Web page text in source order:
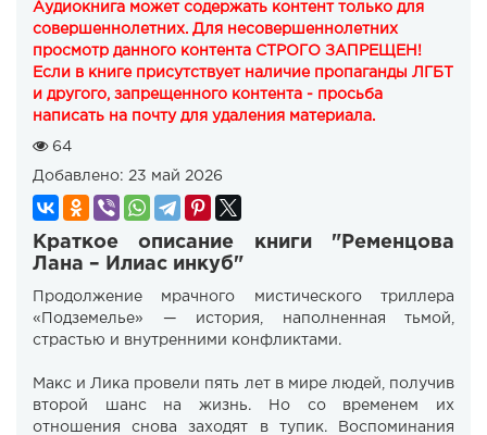
Аудиокнига может содержать контент только для
совершеннолетних. Для несовершеннолетних
просмотр данного контента СТРОГО ЗАПРЕЩЕН!
Если в книге присутствует наличие пропаганды ЛГБТ
и другого, запрещенного контента - просьба
написать на почту для удаления материала.
64
Добавлено: 23 май 2026
Краткое описание книги "Ременцова
Лана – Илиас инкуб"
Продолжение мрачного мистического триллера
«Подземелье» — история, наполненная тьмой,
страстью и внутренними конфликтами.
Макс и Лика провели пять лет в мире людей, получив
второй шанс на жизнь. Но со временем их
отношения снова заходят в тупик. Воспоминания